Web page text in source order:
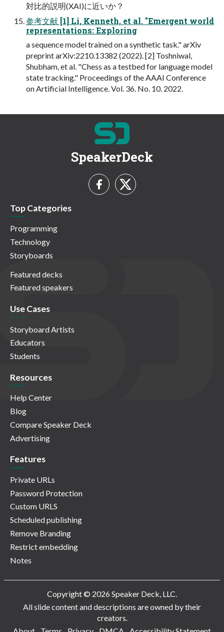
対比的説明(XAI)に近いか？
参考文献 [1] Li, Kenneth, et al. "Emergent world
representations: Exploring
a sequence model trained on a synthetic task." arXiv
preprint arXiv:2210.13382 (2022). [2] Toshniwal,
Shubham, et al. "Chess as a testbed for language model
state tracking." Proceedings of the AAAI Conference
on Artificial Intelligence. Vol. 36. No. 10. 2022.
SpeakerDeck
Top Categories
Programming
Technology
Storyboards
Featured decks
Featured speakers
Use Cases
Storyboard Artists
Educators
Students
Resources
Help Center
Blog
Compare Speaker Deck
Advertising
Features
Private URLs
Password Protection
Custom URLS
Scheduled publishing
Remove Branding
Restrict embedding
Notes
Copyright © 2026 Speaker Deck, LLC.
All slide content and descriptions are owned by their
creators.